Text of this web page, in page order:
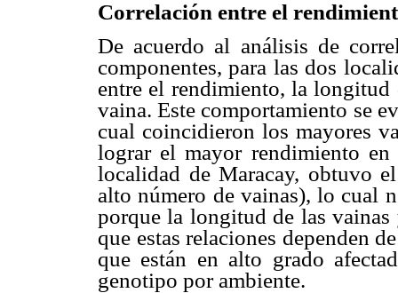
Correlación entre el
De acuerdo al análisis de
componentes, para las dos
entre el rendimiento, la
vaina. Este comportamiento se
cual coincidieron los mayores
lograr el mayor rendimiento
localidad de Maracay, obtuvo
alto número de vainas), lo cual
porque la longitud de las vainas
que estas relaciones dependen
que están en alto grado
genotipo por ambiente.